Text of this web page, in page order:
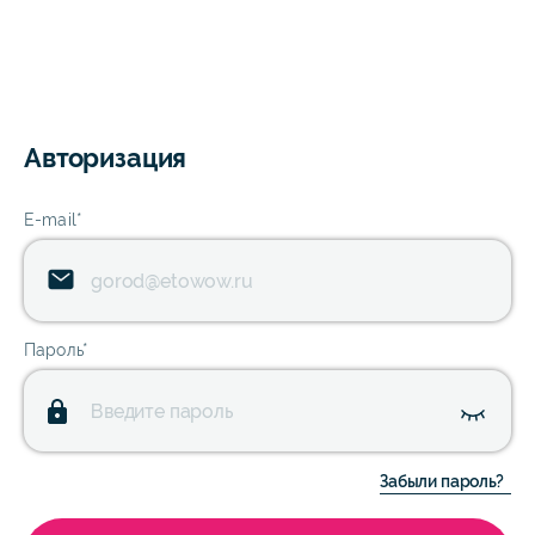
Авторизация
E-mail*
Пароль*
Забыли пароль?